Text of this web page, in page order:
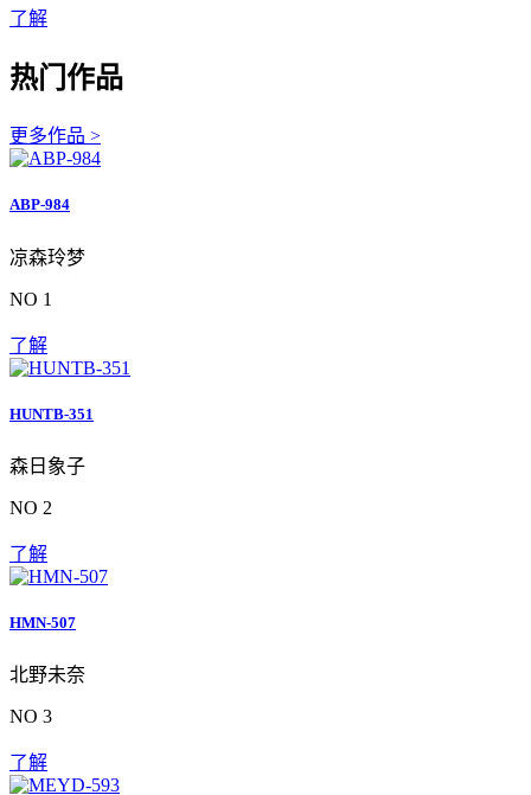
了解
热门作品
更多作品 >
ABP-984
凉森玲梦
NO 1
了解
HUNTB-351
森日象子
NO 2
了解
HMN-507
北野未奈
NO 3
了解